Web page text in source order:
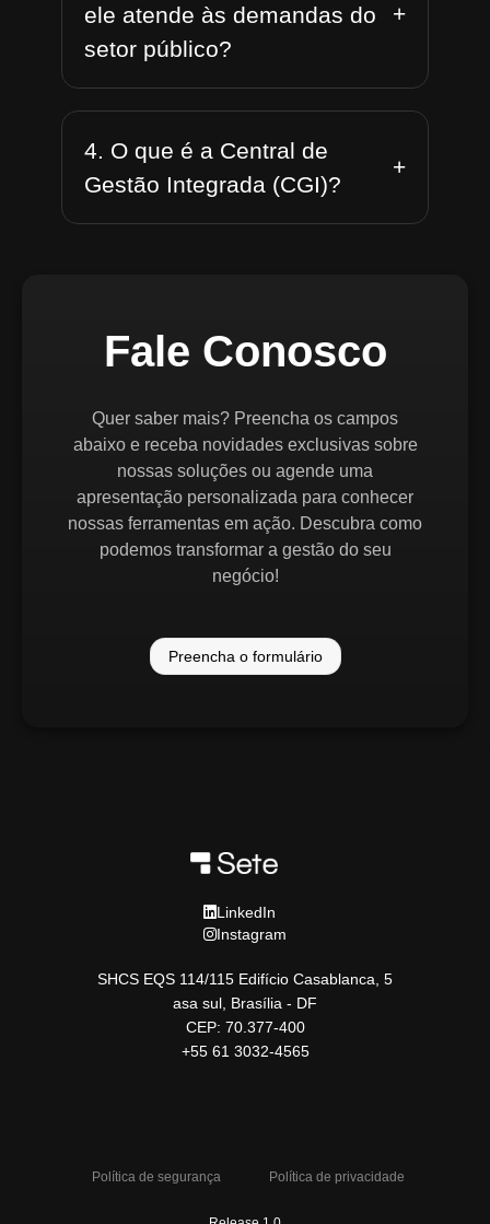
ele atende às demandas do
setor público?
+
4. O que é a Central de
Gestão Integrada (CGI)?
+
Fale Conosco
Quer saber mais? Preencha os campos
abaixo e receba novidades exclusivas sobre
nossas soluções ou agende uma
apresentação personalizada para conhecer
nossas ferramentas em ação. Descubra como
podemos transformar a gestão do seu
negócio!
Preencha o formulário
LinkedIn
Instagram
SHCS EQS 114/115 Edifício Casablanca, 5
asa sul, Brasília - DF
CEP: 70.377-400
+55 61 3032-4565
Política de segurança Política de privacidade